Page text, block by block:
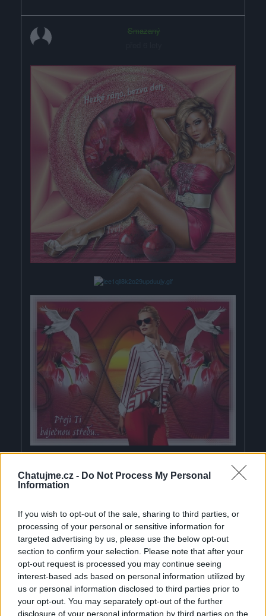
Chatujme.cz - Do Not Process My Personal
Information
If you wish to opt-out of the sale, sharing to third parties, or
processing of your personal or sensitive information for
targeted advertising by us, please use the below opt-out
section to confirm your selection. Please note that after your
opt-out request is processed you may continue seeing
interest-based ads based on personal information utilized by
us or personal information disclosed to third parties prior to
your opt-out. You may separately opt-out of the further
disclosure of your personal information by third parties on the
Smazaný
před 6 lety